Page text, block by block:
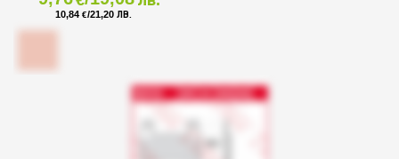
10,84 €/21,20 ЛВ.